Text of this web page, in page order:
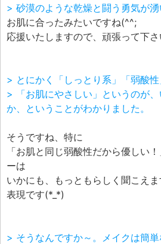
> 砂漠のような乾燥と闘う勇気が湧
お肌に合ったみたいですね(^^;
応援いたしますので、頑張って下
> とにかく「しっとり系」「弱酸性
> 「お肌にやさしい」というのが
か、ということがわかりました。
そうですね、特に
「お肌と同じ弱酸性だから優しい
ーは
いかにも、もっともらしく聞こえ
表現です(*_*)
> そうなんですか～。メイクは簡単